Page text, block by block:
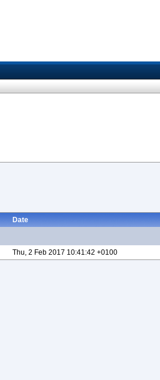
Date
Thu, 2 Feb 2017 10:41:42 +0100